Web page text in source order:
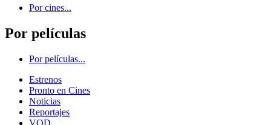
Por cines...
Por películas
Por películas...
Estrenos
Pronto en Cines
Noticias
Reportajes
VOD